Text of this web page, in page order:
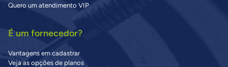
Quero um atendimento VIP
É um fornecedor?
Vantagens em cadastrar
Veja as opções de planos